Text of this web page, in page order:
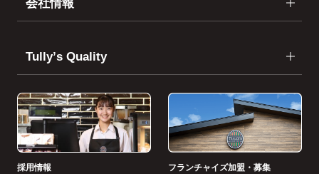
会社情報
Tullyʼs Quality
採用情報 フランチャイズ加盟・募集